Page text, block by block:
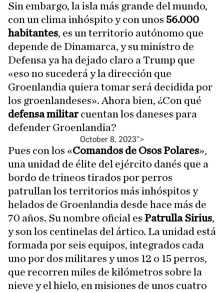
Sin embargo, la isla más grande del mundo,
con un clima inhóspito y con unos 56.000
habitantes, es un territorio autónomo que
depende de Dinamarca, y su ministro de
Defensa ya ha dejado claro a Trump que
«eso no sucederá y la dirección que
Groenlandia quiera tomar será decidida por
los groenlandeses». Ahora bien, ¿Con qué
defensa militarcuentan los daneses para
defender Groenlandia?
October 8, 2023">
Pues con los «Comandos de Osos Polares»,
una unidad de élite del ejército danés que a
bordo de trineos tirados por perros
patrullan los territorios más inhóspitos y
helados de Groenlandia desde hace más de
70 años. Su nombre oficial es Patrulla Sirius,
y son los centinelas del ártico. La unidad está
formada por seis equipos, integrados cada
uno por dos militares y unos 12 o 15 perros,
que recorren miles de kilómetros sobre la
nieve y el hielo, en misiones de unos cuatro